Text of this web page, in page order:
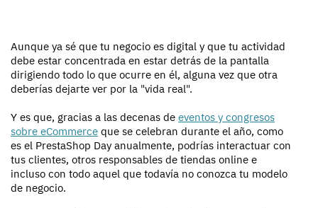
Aunque ya sé que tu negocio es digital y que tu actividad
debe estar concentrada en estar detrás de la pantalla
dirigiendo todo lo que ocurre en él, alguna vez que otra
deberías dejarte ver por la "vida real".
Y es que, gracias a las decenas de eventos y congresos
sobre eCommerce que se celebran durante el año, como
es el PrestaShop Day anualmente, podrías interactuar con
tus clientes, otros responsables de tiendas online e
incluso con todo aquel que todavía no conozca tu modelo
de negocio.